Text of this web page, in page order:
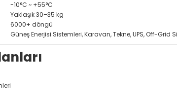
-10°C ~ +55°C
Yaklaşık 30–35 kg
6000+ döngü
Güneş Enerjisi Sistemleri, Karavan, Tekne, UPS, Off-Grid